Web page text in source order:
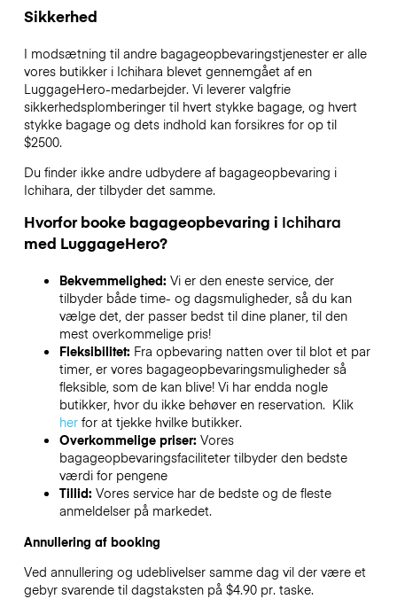
Sikkerhed
I modsætning til andre bagageopbevaringstjenesterer alle
vores butikker i Ichihara blevet gennemgået af en
LuggageHero-medarbejder. Vi leverer valgfrie
sikkerhedsplomberinger til hvert stykke bagage, og hvert
stykke bagage og dets indhold kan forsikres for op til
$2500.
Du finder ikke andre udbydere af bagageopbevaring i
Ichihara, der tilbyder det samme.
Hvorfor booke bagageopbevaring i Ichihara
med LuggageHero?
Bekvemmelighed: Vi er den eneste service, der
tilbyder både time- og dagsmuligheder, så du kan
vælge det, der passer bedst til dine planer, til den
mest overkommelige pris!
Fleksibilitet: Fra opbevaring natten over til blot et par
timer, er vores bagageopbevaringsmuligheder så
fleksible, som de kan blive! Vi har endda nogle
butikker, hvor du ikke behøver en reservation. Klik
herfor at tjekke hvilke butikker.
Overkommelige priser: Vores
bagageopbevaringsfaciliteter tilbyder den bedste
værdi for pengene
Tillid: Vores service har de bedste og de fleste
anmeldelser på markedet.
Annullering af booking
Ved annullering og udeblivelser samme dag vil der være et
gebyr svarende til dagstaksten på $4.90 pr. taske.